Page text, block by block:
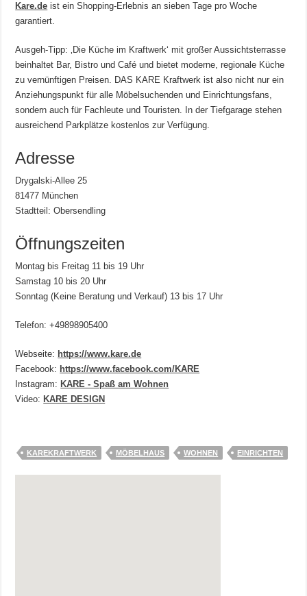
Kare.de ist ein Shopping-Erlebnis an sieben Tage pro Woche
garantiert.
Ausgeh-Tipp: ‚Die Küche im Kraftwerk‘ mit großer Aussichtsterrasse
beinhaltet Bar, Bistro und Café und bietet moderne, regionale Küche
zu vernünftigen Preisen. DAS KARE Kraftwerk ist also nicht nur ein
Anziehungspunkt für alle Möbelsuchenden und Einrichtungsfans,
sondern auch für Fachleute und Touristen. In der Tiefgarage stehen
ausreichend Parkplätze kostenlos zur Verfügung.
Adresse
Drygalski-Allee 25
81477 München
Stadtteil: Obersendling
Öffnungszeiten
Montag bis Freitag 11 bis 19 Uhr
Samstag 10 bis 20 Uhr
Sonntag (Keine Beratung und Verkauf) 13 bis 17 Uhr
Telefon: +49898905400
Webseite: https://www.kare.de
Facebook: https://www.facebook.com/KARE
Instagram: KARE - Spaß am Wohnen
Video: KARE DESIGN
KAREKRAFTWERK MÖBELHAUS WOHNEN EINRICHTEN